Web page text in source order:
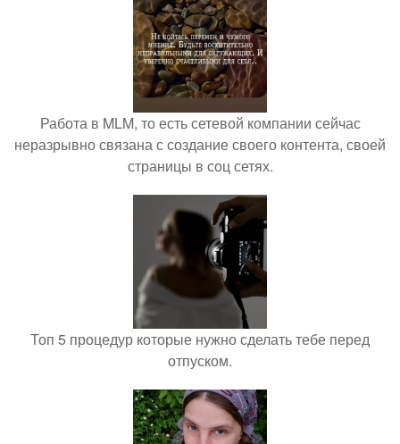
Работа в MLM, то есть сетевой компании сейчас
неразрывно связана с создание своего контента, своей
страницы в соц сетях.
Топ 5 процедур которые нужно сделать тебе перед
отпуском.